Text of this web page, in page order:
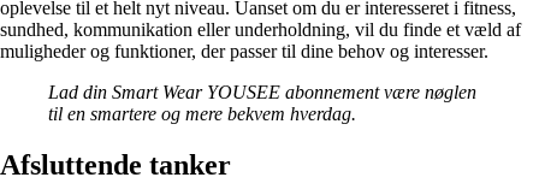
oplevelse til et helt nyt niveau. Uanset om du er interesseret i fitness,
sundhed, kommunikation eller underholdning, vil du finde et væld af
muligheder og funktioner, der passer til dine behov og interesser.
Lad din Smart Wear YOUSEE abonnement være nøglen
til en smartere og mere bekvem hverdag.
Afsluttende tanker